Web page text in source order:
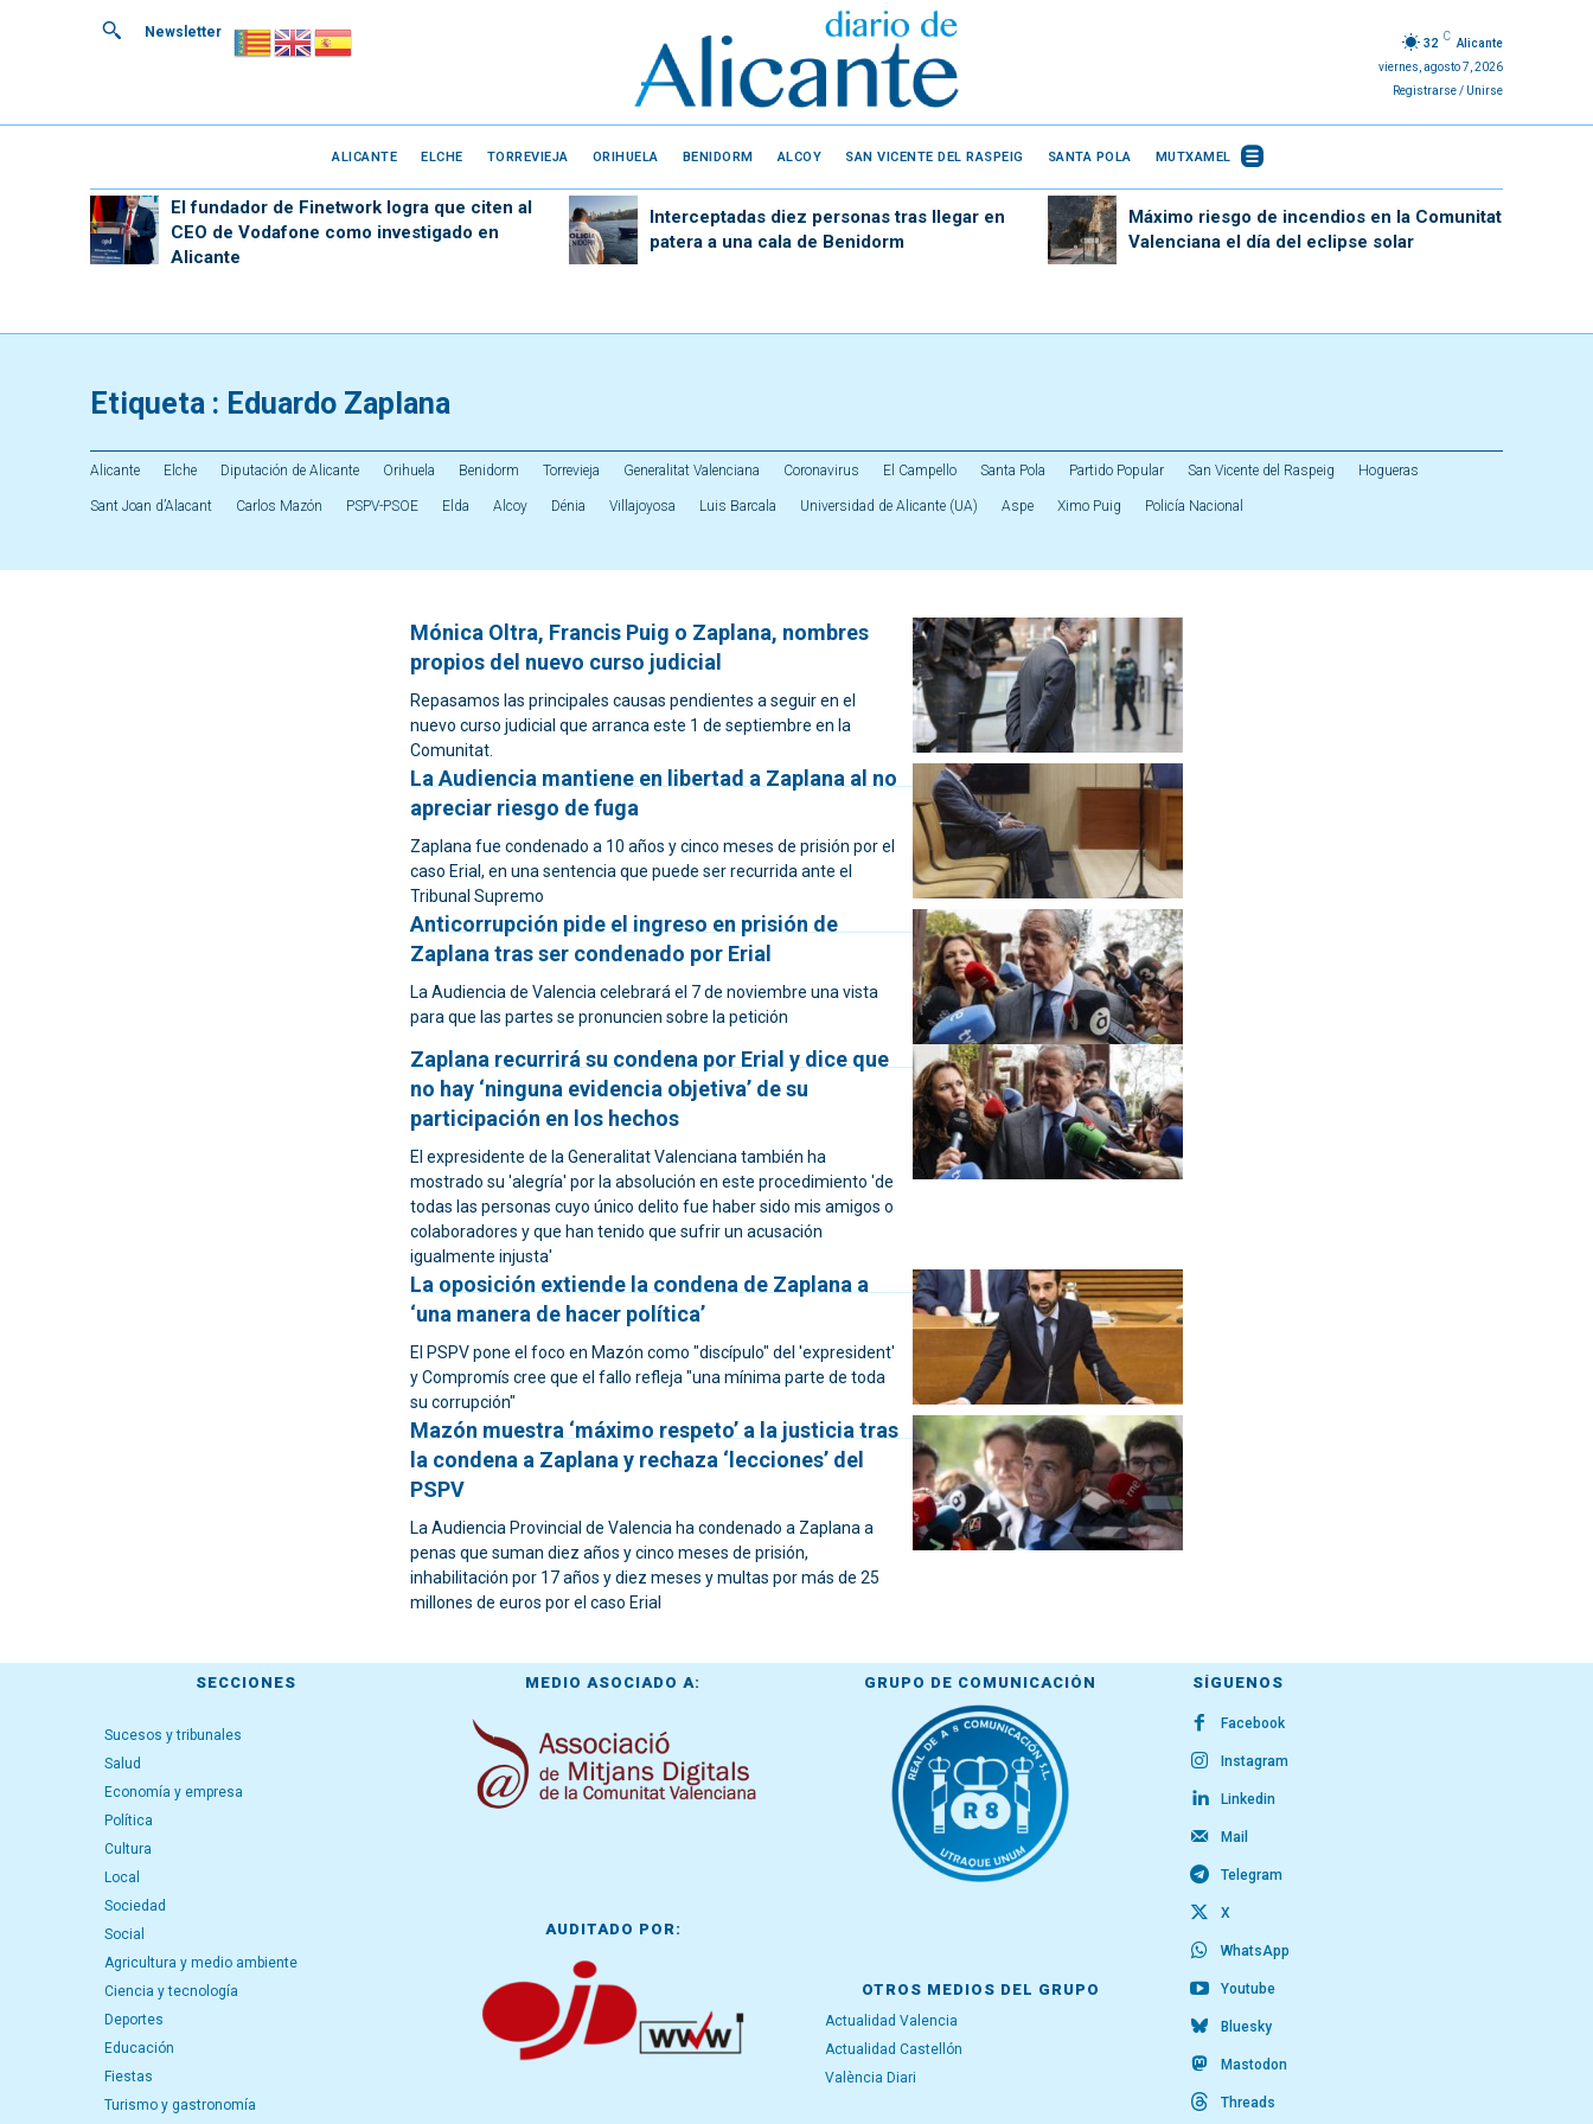
Newsletter
32
C
Alicante
viernes, agosto 7, 2026
Registrarse / Unirse
ALICANTE ELCHE TORREVIEJA ORIHUELA BENIDORM ALCOY SAN VICENTE DEL RASPEIG SANTA POLA MUTXAMEL
El fundador de Finetwork logra que citen al
CEO de Vodafone como investigado en
Alicante
Interceptadas diez personas tras llegar en
patera a una cala de Benidorm
Máximo riesgo de incendios en la Comunitat
Valenciana el día del eclipse solar
Etiqueta : Eduardo Zaplana
Alicante Elche Diputación de Alicante Orihuela Benidorm Torrevieja Generalitat Valenciana Coronavirus El Campello Santa Pola Partido Popular San Vicente del Raspeig Hogueras
Sant Joan d’Alacant Carlos Mazón PSPV-PSOE Elda Alcoy Dénia Villajoyosa Luis Barcala Universidad de Alicante (UA) Aspe Ximo Puig Policía Nacional
Mónica Oltra, Francis Puig o Zaplana, nombres
propios del nuevo curso judicial
Repasamos las principales causas pendientes a seguir en el
nuevo curso judicial que arranca este 1 de septiembre en la
Comunitat.
La Audiencia mantiene en libertad a Zaplana al no
apreciar riesgo de fuga
Zaplana fue condenado a 10 años y cinco meses de prisión por el
caso Erial, en una sentencia que puede ser recurrida ante el
Tribunal Supremo
Anticorrupción pide el ingreso en prisión de
Zaplana tras ser condenado por Erial
La Audiencia de Valencia celebrará el 7 de noviembre una vista
para que las partes se pronuncien sobre la petición
Zaplana recurrirá su condena por Erial y dice que
no hay ‘ninguna evidencia objetiva’ de su
participación en los hechos
El expresidente de la Generalitat Valenciana también ha
mostrado su 'alegría' por la absolución en este procedimiento 'de
todas las personas cuyo único delito fue haber sido mis amigos o
colaboradores y que han tenido que sufrir un acusación
igualmente injusta'
La oposición extiende la condena de Zaplana a
‘una manera de hacer política’
El PSPV pone el foco en Mazón como "discípulo" del 'expresident'
y Compromís cree que el fallo refleja "una mínima parte de toda
su corrupción"
Mazón muestra ‘máximo respeto’ a la justicia tras
la condena a Zaplana y rechaza ‘lecciones’ del
PSPV
La Audiencia Provincial de Valencia ha condenado a Zaplana a
penas que suman diez años y cinco meses de prisión,
inhabilitación por 17 años y diez meses y multas por más de 25
millones de euros por el caso Erial
SECCIONES
Sucesos y tribunales
Salud
Economía y empresa
Política
Cultura
Local
Sociedad
Social
Agricultura y medio ambiente
Ciencia y tecnología
Deportes
Educación
Fiestas
Turismo y gastronomía
MEDIO ASOCIADO A:
AUDITADO POR:
GRUPO DE COMUNICACIÓN
OTROS MEDIOS DEL GRUPO
Actualidad Valencia
Actualidad Castellón
València Diari
SÍGUENOS
Facebook
Instagram
Linkedin
Mail
Telegram
X
WhatsApp
Youtube
Bluesky
Mastodon
Threads